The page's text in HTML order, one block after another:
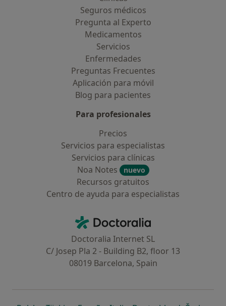
Seguros médicos
Pregunta al Experto
Medicamentos
Servicios
Enfermedades
Preguntas Frecuentes
Aplicación para móvil
Blog para pacientes
Para profesionales
Precios
Servicios para especialistas
Servicios para clínicas
Noa Notes
nuevo
Recursos gratuitos
Centro de ayuda para especialistas
Doctoralia - Página de inicio
Doctoralia Internet SL
C/ Josep Pla 2 - Building B2, floor 13
08019 Barcelona, Spain